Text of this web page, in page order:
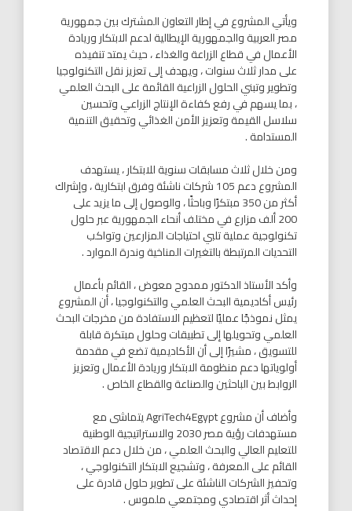
ويأتي المشروع في إطار التعاون المشترك بين جمهورية
مصر العربية والجمهورية الإيطالية لدعم الابتكار وريادة
الأعمال في قطاع الزراعة والغذاء ، حيث يمتد تنفيذه
على مدار ثلاث سنوات ، ويهدف إلى تعزيز نقل التكنولوجيا
وتطوير وتبني الحلول الزراعية القائمة على البحث العلمي
، بما يسهم في رفع كفاءة الإنتاج الزراعي وتحسين
سلاسل القيمة وتعزيز الأمن الغذائي وتحقيق التنمية
المستدامة .
ومن خلال ثلاث مسابقات سنوية للابتكار ، يستهدف
المشروع دعم 105 شركات ناشئة وفرق ابتكارية ، وإشراك
أكثر من 350 مبتكرًا وباحثًا ، والوصول إلى ما يزيد على
200 ألف مزارع في مختلف أنحاء الجمهورية عبر حلول
تكنولوجية عملية تلبي احتياجات المزارعين وتواكب
التحديات المرتبطة بالتغيرات المناخية وندرة الموارد .
وأكد الأستاذ الدكتور ممدوح معوض ، القائم بأعمال
رئيس أكاديمية البحث العلمي والتكنولوجيا ، أن المشروع
يمثل نموذجًا عمليًا لتعظيم الاستفادة من مخرجات البحث
العلمي وتحويلها إلى تطبيقات وحلول مبتكرة قابلة
للتسويق ، مشيرًا إلى أن الأكاديمية تضع في مقدمة
أولوياتها دعم منظومة الابتكار وريادة الأعمال وتعزيز
الروابط بين الباحثين والصناعة والقطاع الخاص .
وأضاف أن مشروع AgriTech4Egypt يتماشى مع
مستهدفات رؤية مصر 2030 والاستراتيجية الوطنية
للتعليم العالي والبحث العلمي ، من خلال دعم الاقتصاد
القائم على المعرفة ، وتشجيع الابتكار التكنولوجي ،
وتحفيز الشركات الناشئة على تطوير حلول قادرة على
إحداث أثر اقتصادي ومجتمعي ملموس .